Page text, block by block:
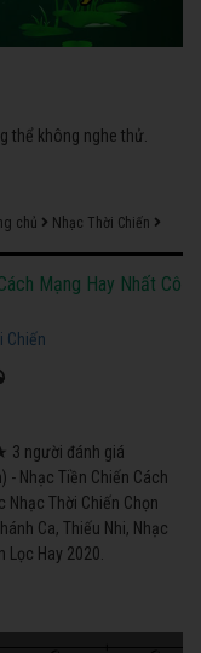
thể không nghe thử.
chủ Nhạc Thời Chiến
Mạng Hay Nhất Cô
Chiến
3 người đánh giá
- Nhạc Tiền Chiến Cách
Nhạc Thời Chiến Chọn
Ca, Thiếu Nhi, Nhạc
Lọc Hay 2020.